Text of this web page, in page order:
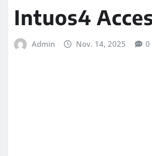
Intuos4
Admin Nov. 14, 2025 0